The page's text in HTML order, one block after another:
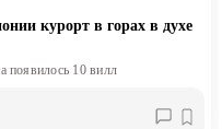
курорт в горах в духе
появилось 10 вилл